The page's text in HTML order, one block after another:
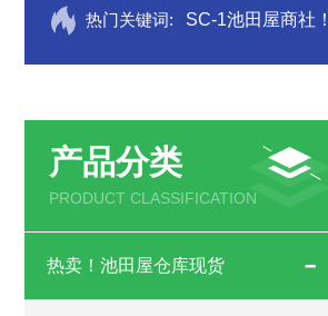
热门关键词: SC-1池田屋商社
产品分类
PRODUCT CLASSIFICATION
热卖！池田屋仓库现货